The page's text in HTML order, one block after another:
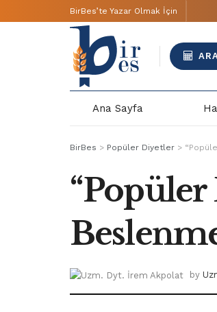
BirBes’te Yazar Olmak İçin
Ana Sayfa
BirBes > Popüler Diyetler >
by